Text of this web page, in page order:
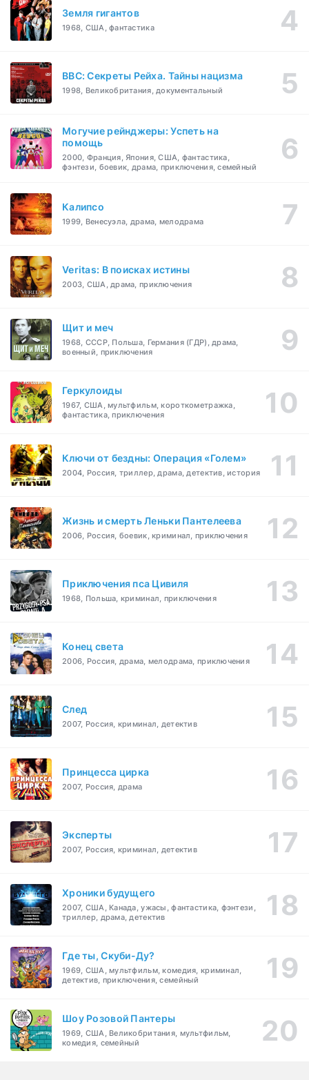
Земля гигантов
1968, США, фантастика
BBC: Секреты Рейха. Тайны нацизма
1998, Великобритания, документальный
Могучие рейнджеры: Успеть на
помощь
2000, Франция, Япония, США, фантастика,
фэнтези, боевик, драма, приключения, семейный
Калипсо
1999, Венесуэла, драма, мелодрама
Veritas: В поисках истины
2003, США, драма, приключения
Щит и меч
1968, СССР, Польша, Германия (ГДР), драма,
военный, приключения
Геркулоиды
1967, США, мультфильм, короткометражка,
фантастика, приключения
Ключи от бездны: Операция «Голем»
2004, Россия, триллер, драма, детектив, история
Жизнь и смерть Леньки Пантелеева
2006, Россия, боевик, криминал, приключения
Приключения пса Цивиля
1968, Польша, криминал, приключения
Конец света
2006, Россия, драма, мелодрама, приключения
След
2007, Россия, криминал, детектив
Принцесса цирка
2007, Россия, драма
Эксперты
2007, Россия, криминал, детектив
Хроники будущего
2007, США, Канада, ужасы, фантастика, фэнтези,
триллер, драма, детектив
Где ты, Скуби-Ду?
1969, США, мультфильм, комедия, криминал,
детектив, приключения, семейный
Шоу Розовой Пантеры
1969, США, Великобритания, мультфильм,
комедия, семейный